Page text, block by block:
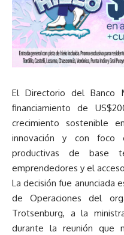
El Directorio del Banco
financiamiento de
crecimiento sostenible
innovación y con foco
productivas de base
emprendedores y el
La decisión fue anunciada
de Operaciones del
Trotsenburg, a la
durante la reunión que